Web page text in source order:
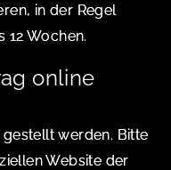
in der Regel
12 Wochen.
online
werden. Bitte
Website der